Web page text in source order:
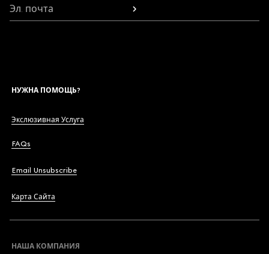
Эл. почта
НУЖНА ПОМОЩЬ?
Экслюзивная Услуга
FAQs
Email Unsubscribe
Карта Сайта
НАША КОМПАНИЯ